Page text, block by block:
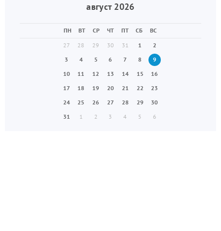
август 2026
ПН ВТ СР ЧТ ПТ СБ
ВС
27
28 29 30 31 1
2
3
4 5 6 7 8
9
10
11 12 13 14 15
16
17
18 19 20 21 22
23
24
25 26 27 28 29
30
31
1 2 3 4 5 6